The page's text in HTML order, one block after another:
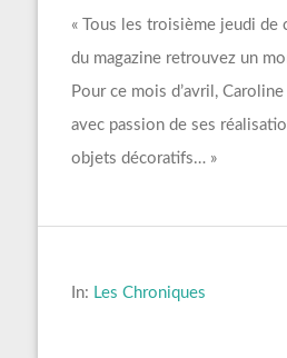
« Tous les troisième jeudi de
du magazine retrouvez un
Pour ce mois d’avril,
avec passion de ses
objets décoratifs… »
In: Les Chroniques